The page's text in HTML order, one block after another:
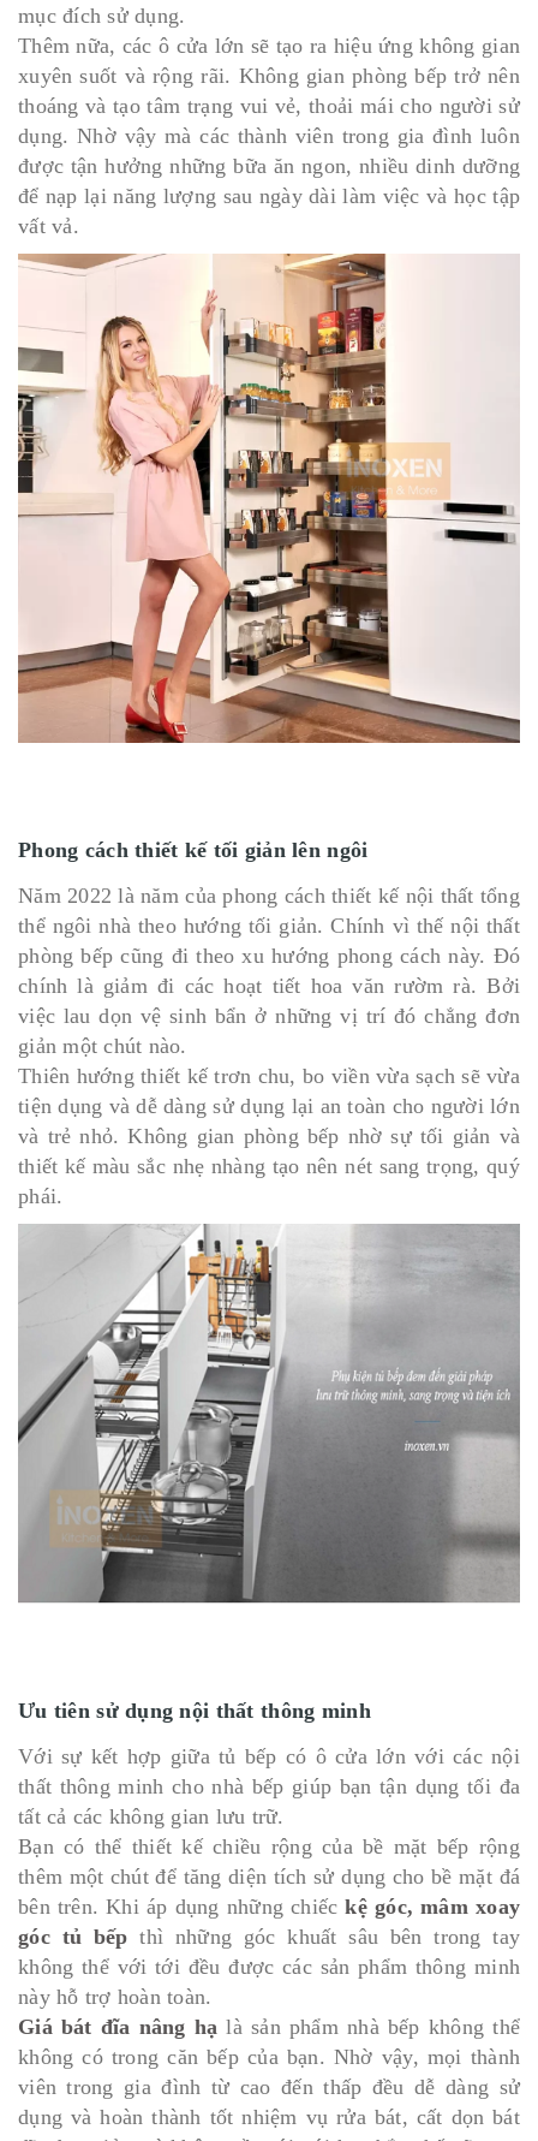
mục đích sử dụng.
Thêm nữa, các ô cửa lớn sẽ tạo ra hiệu ứng không gian
xuyên suốt và rộng rãi. Không gian phòng bếp trở nên
thoáng và tạo tâm trạng vui vẻ, thoải mái cho người sử
dụng. Nhờ vậy mà các thành viên trong gia đình luôn
được tận hưởng những bữa ăn ngon, nhiều dinh dưỡng
để nạp lại năng lượng sau ngày dài làm việc và học tập
vất vả.
Phong cách thiết kế tối giản lên ngôi
Năm 2022 là năm của phong cách thiết kế nội thất tổng
thể ngôi nhà theo hướng tối giản. Chính vì thế nội thất
phòng bếp cũng đi theo xu hướng phong cách này. Đó
chính là giảm đi các hoạt tiết hoa văn rườm rà. Bởi
việc lau dọn vệ sinh bẩn ở những vị trí đó chẳng đơn
giản một chút nào.
Thiên hướng thiết kế trơn chu, bo viền vừa sạch sẽ vừa
tiện dụng và dễ dàng sử dụng lại an toàn cho người lớn
và trẻ nhỏ. Không gian phòng bếp nhờ sự tối giản và
thiết kế màu sắc nhẹ nhàng tạo nên nét sang trọng, quý
phái.
Ưu tiên sử dụng nội thất thông minh
Với sự kết hợp giữa tủ bếp có ô cửa lớn với các nội
thất thông minh cho nhà bếp giúp bạn tận dụng tối đa
tất cả các không gian lưu trữ.
Bạn có thể thiết kế chiều rộng của bề mặt bếp rộng
thêm một chút để tăng diện tích sử dụng cho bề mặt đá
bên trên. Khi áp dụng những chiếckệ góc, mâm xoay
góc tủ bếp thì những góc khuất sâu bên trong tay
không thể với tới đều được các sản phẩm thông minh
này hỗ trợ hoàn toàn.
Giá bát đĩa nâng hạ là sản phẩm nhà bếp không thể
không có trong căn bếp của bạn. Nhờ vậy, mọi thành
viên trong gia đình từ cao đến thấp đều dễ dàng sử
dụng và hoàn thành tốt nhiệm vụ rửa bát, cất dọn bát